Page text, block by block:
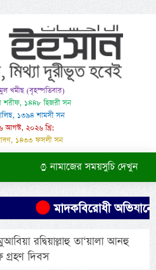
খমীছ (বৃহস্পতিবার)
১৪৪৮ হিজরী সন
১৩৯৪ শামসী সন
আগস্ট, ২০২৬ খ্রি:
১৪৩৩ ফসলী সন
নামাজের সময়সুচি দেখুন
মাদকবিরোধী অভিযানে
রদ্বিয়াল্লাহু তা‘য়ালা আনহু
গ্রহণ দিবস